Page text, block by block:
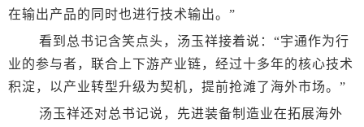
在输出产品的同时也进行技术输出。”
看到总书记含笑点头，汤玉祥接着说：“宇通作为行
业的参与者，联合上下游产业链，经过十多年的核心技术
积淀，以产业转型升级为契机，提前抢滩了海外市场。”
汤玉祥还对总书记说，先进装备制造业在拓展海外